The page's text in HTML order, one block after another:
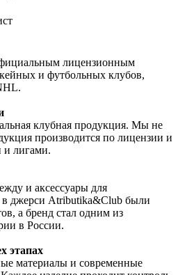
лицензионным
и футбольных клубов,
клубная продукция. Мы не
производится по лицензии и
и лигами.
и аксессуары для
в джерси Atributika&Club были
а бренд стал одним из
в России.
этапах
материалы и современные